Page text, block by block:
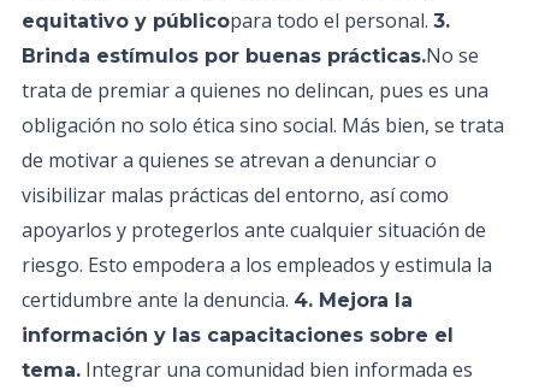
equitativo y públicopara todo el personal. 3.
Brinda estímulos por buenas prácticas.No se
trata de premiar a quienes no delincan, pues es una
obligación no solo ética sino social. Más bien, se trata
de motivar a quienes se atrevan a denunciar o
visibilizar malas prácticas del entorno, así como
apoyarlos y protegerlos ante cualquier situación de
riesgo. Esto empodera a los empleados y estimula la
certidumbre ante la denuncia. 4. Mejora la
información y las capacitaciones sobre el
tema. Integrar una comunidad bien informada es